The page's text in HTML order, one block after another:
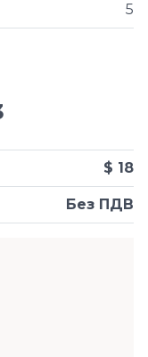
5
Без ПДВ
$ 18